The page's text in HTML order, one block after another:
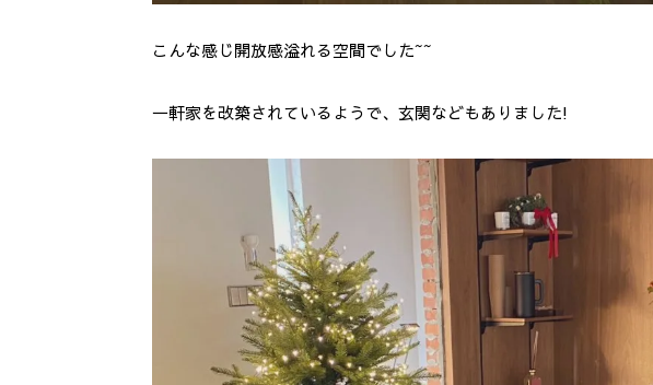
こんな感じ開放感溢れる空間でした~~
一軒家を改築されているようで、玄関などもありました!